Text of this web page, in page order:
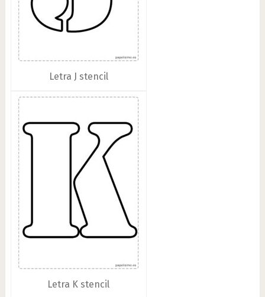
Letra J stencil
Letra K stencil